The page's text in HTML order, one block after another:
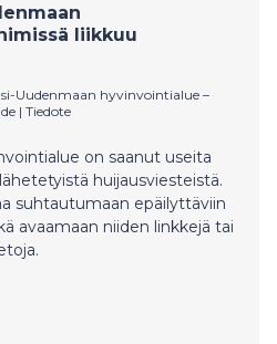
liikkuu
Uudenmaan hyvinvointialue –
| Tiedote
on saanut useita
huijausviesteistä.
suhtautumaan epäilyttäviin
avaamaan niiden linkkejä tai